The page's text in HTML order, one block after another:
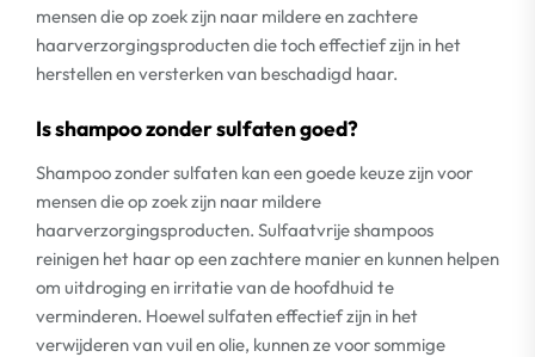
mensen die op zoek zijn naar mildere en zachtere
haarverzorgingsproducten die toch effectief zijn in het
herstellen en versterken van beschadigd haar.
Is shampoo zonder sulfaten goed?
Shampoo zonder sulfaten kan een goede keuze zijn voor
mensen die op zoek zijn naar mildere
haarverzorgingsproducten. Sulfaatvrije shampoos
reinigen het haar op een zachtere manier en kunnen helpen
om uitdroging en irritatie van de hoofdhuid te
verminderen. Hoewel sulfaten effectief zijn in het
verwijderen van vuil en olie, kunnen ze voor sommige